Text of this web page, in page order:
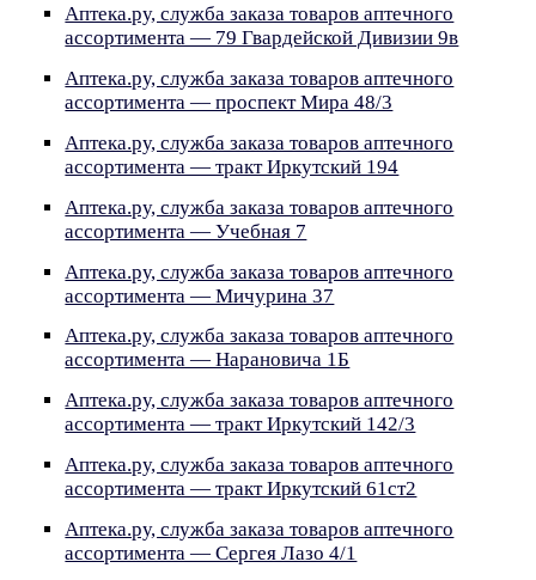
Аптека.ру, служба заказа товаров аптечного
ассортимента — 79 Гвардейской Дивизии 9в
Аптека.ру, служба заказа товаров аптечного
ассортимента — проспект Мира 48/3
Аптека.ру, служба заказа товаров аптечного
ассортимента — тракт Иркутский 194
Аптека.ру, служба заказа товаров аптечного
ассортимента — Учебная 7
Аптека.ру, служба заказа товаров аптечного
ассортимента — Мичурина 37
Аптека.ру, служба заказа товаров аптечного
ассортимента — Нарановича 1Б
Аптека.ру, служба заказа товаров аптечного
ассортимента — тракт Иркутский 142/3
Аптека.ру, служба заказа товаров аптечного
ассортимента — тракт Иркутский 61ст2
Аптека.ру, служба заказа товаров аптечного
ассортимента — Сергея Лазо 4/1